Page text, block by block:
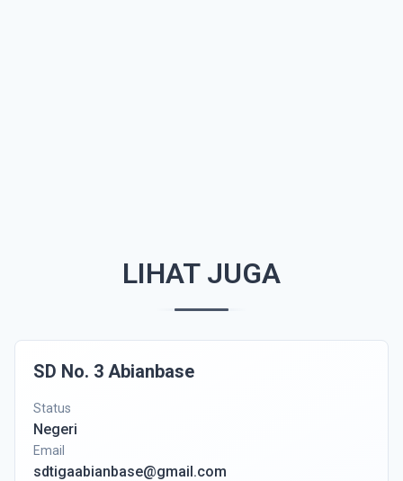
LIHAT JUGA
SD No. 3 Abianbase
Status
Negeri
Email
sdtigaabianbase@gmail.com